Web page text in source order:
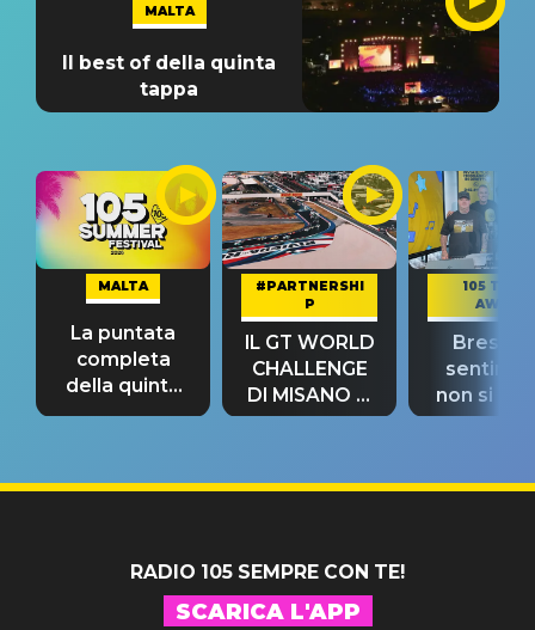
MALTA
Il best of della quinta
tappa
MALTA
La puntata
completa
della quinta
tappa
#PARTNERSHI
P
IL GT WORLD
CHALLENGE
DI MISANO si
riconferma
105 TAKE
AWAY
Bresh:
non si
fino alla
RADIO 105 SEMPRE CON TE!
SCARICA L'APP